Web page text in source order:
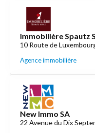
Immobilière Spautz
10 Route de
Agence immobilière
New Immo SA
22 Avenue du Dix